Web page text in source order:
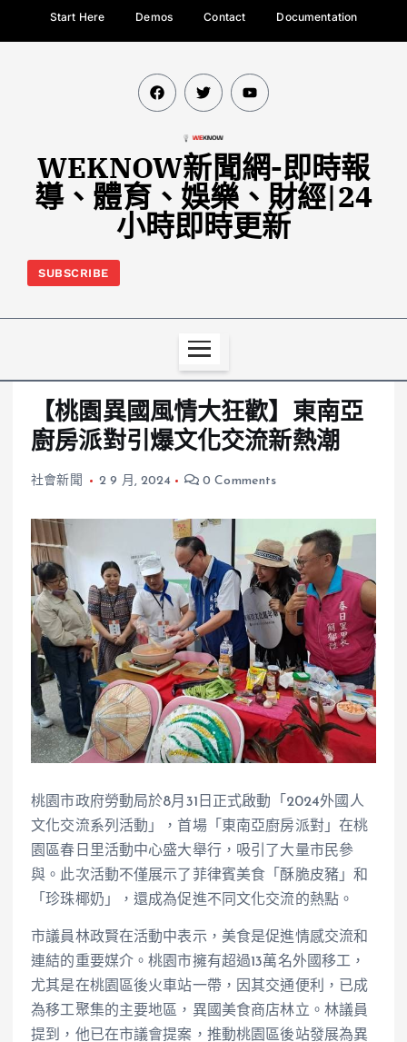
Start Here Demos Contact Documentation
WEKNOW新聞網-即時報
導、體育、娛樂、財經|24
小時即時更新
SUBSCRIBE
【桃園異國風情大狂歡】東南亞
廚房派對引爆文化交流新熱潮
社會新聞 2 9 月, 2024 0 Comments
桃園市政府勞動局於8月31日正式啟動「2024外國人
文化交流系列活動」，首場「東南亞廚房派對」在桃
園區春日里活動中心盛大舉行，吸引了大量市民參
與。此次活動不僅展示了菲律賓美食「酥脆皮豬」和
「珍珠椰奶」，還成為促進不同文化交流的熱點。
市議員林政賢在活動中表示，美食是促進情感交流和
連結的重要媒介。桃園市擁有超過13萬名外國移工，
尤其是在桃園區後火車站一帶，因其交通便利，已成
為移工聚集的主要地區，異國美食商店林立。林議員
提到，他已在市議會提案，推動桃園區後站發展為異